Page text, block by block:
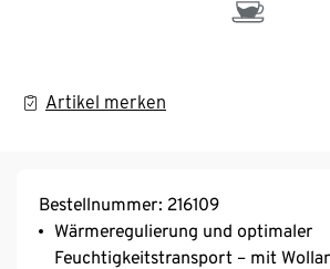
Artikel merken
Bestellnummer: 216109
Wärmeregulierung und optimaler
Feuchtigkeitstransport – mit